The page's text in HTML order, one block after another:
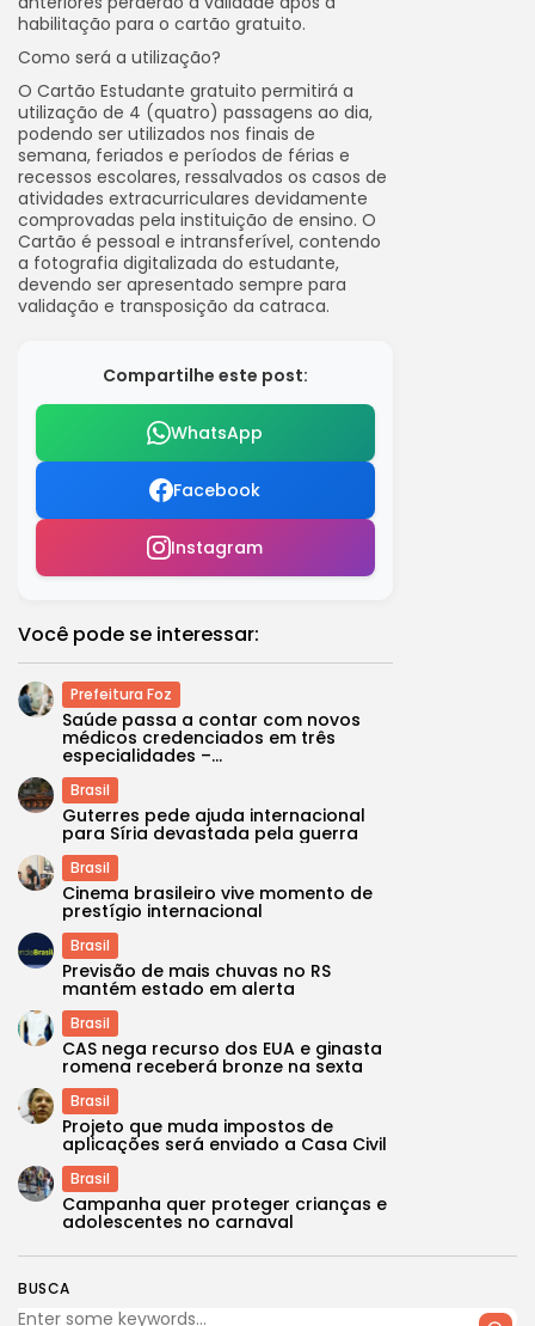
BUSCA
habilitação para o cartão gratuito.
Como será a utilização?
O Cartão Estudante gratuito permitirá a
utilização de 4 (quatro) passagens ao dia,
podendo ser utilizados nos finais de
semana, feriados e períodos de férias e
recessos escolares, ressalvados os casos de
atividades extracurriculares devidamente
comprovadas pela instituição de ensino. O
Cartão é pessoal e intransferível, contendo
a fotografia digitalizada do estudante,
devendo ser apresentado sempre para
validação e transposição da catraca.
Compartilhe este post:
WhatsApp
Facebook
Instagram
Você pode se interessar:
Prefeitura Foz
Saúde passa a contar com novos
médicos credenciados em três
especialidades –...
Brasil
Guterres pede ajuda internacional
para Síria devastada pela guerra
Brasil
Cinema brasileiro vive momento de
prestígio internacional
Brasil
Previsão de mais chuvas no RS
mantém estado em alerta
Brasil
CAS nega recurso dos EUA e ginasta
romena receberá bronze na sexta
Brasil
Projeto que muda impostos de
aplicações será enviado a Casa Civil
Brasil
Campanha quer proteger crianças e
adolescentes no carnaval